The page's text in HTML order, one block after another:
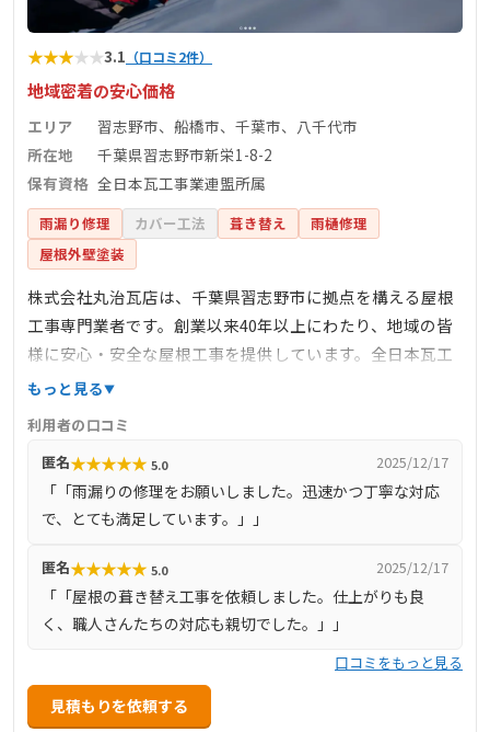
★★★★★3.1 （口コミ2件）
地域密着の安心価格
エリア
習志野市、船橋市、千葉市、八千代市
所在地
千葉県習志野市新栄1-8-2
保有資格 全日本瓦工事業連盟所属
雨漏り修理 カバー工法 葺き替え
雨樋修理
屋根外壁塗装
株式会社丸治瓦店は、千葉県習志野市に拠点を構える屋根
工事専門業者です。創業以来40年以上にわたり、地域の皆
様に安心・安全な屋根工事を提供しています。全日本瓦工
事業連盟に所属し、伝統的な技術と最新の工法を融合さ
雨漏り修理、屋根の葺き替え、屋根リフォーム、漆喰補
修、雨樋交換・補修、雪止め設置など、多岐にわたる屋根
関連工事を手掛けています。特に、防災瓦への葺き替えや
金属屋根へのカバー工法など、耐震・耐風性能を高める工
お客様を大切にし、丁寧な対応と確かな技術で信頼を築い
ています。
もっと見る
利用者の口コミ
匿名★★★★★ 5.0 2025/12/17
「「雨漏りの修理をお願いしました。迅速かつ丁寧な対応
で、とても満足しています。」」
匿名★★★★★ 5.0 2025/12/17
「「屋根の葺き替え工事を依頼しました。仕上がりも良
く、職人さんたちの対応も親切でした。」」
口コミをもっと見る
見積もりを依頼する